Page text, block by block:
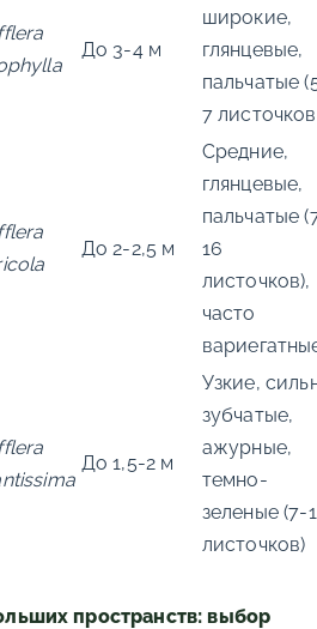
До 3-4 м
широкие,
глянцевые,
пальчатые
7
До 2-2,5 м
Средние,
глянцевые,
пальчатые
16
листочков),
часто
До 1,5-2 м
Узкие,
зубчатые,
ажурные,
темно-
зеленые (7-
листочков)
пространств: выбор